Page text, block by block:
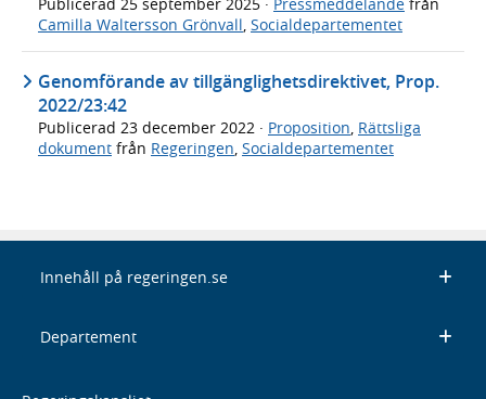
Camilla Waltersson Grönvall, Socialdepartementet
Genomförande av tillgänglighetsdirektivet, Prop.
2022/23:42
Publicerad 23 december 2022 · Proposition Rättsliga
dokument från Regeringen Socialdepartementet
Innehåll på regeringen.se
Departement